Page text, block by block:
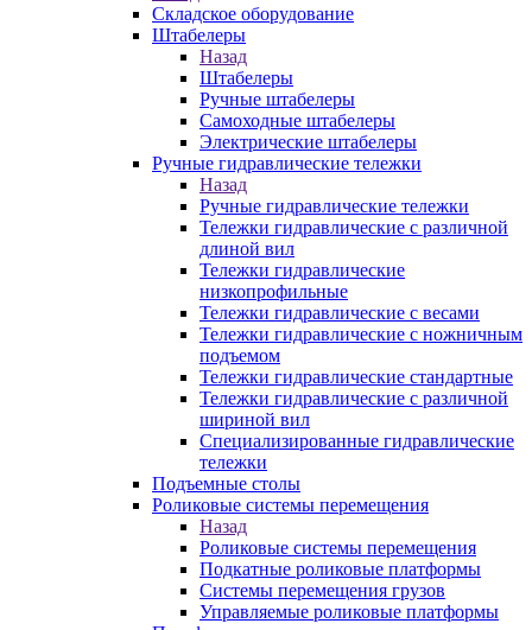
Складское оборудование
Штабелеры
Назад
Штабелеры
Ручные штабелеры
Самоходные штабелеры
Электрические штабелеры
Ручные гидравлические тележки
Назад
Ручные гидравлические тележки
Тележки гидравлические с различной
длиной вил
Тележки гидравлические
низкопрофильные
Тележки гидравлические с весами
Тележки гидравлические с ножничным
подъемом
Тележки гидравлические стандартные
Тележки гидравлические с различной
шириной вил
Специализированные гидравлические
тележки
Подъемные столы
Роликовые системы перемещения
Назад
Роликовые системы перемещения
Подкатные роликовые платформы
Системы перемещения грузов
Управляемые роликовые платформы